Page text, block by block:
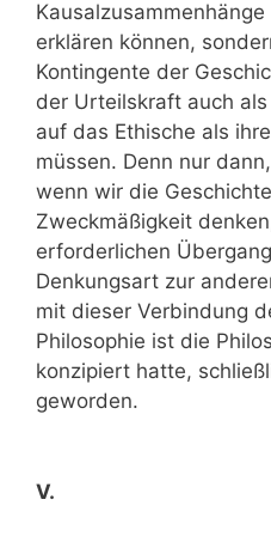
erklären können,
Kontingente der
der Urteilskraft auch
auf das Ethische als
müssen. Denn nur
wenn wir die
Zweckmäßigkeit
erforderlichen
Denkungsart zur
mit dieser Verbindung
Philosophie ist die
konzipiert hatte,
geworden.
V.